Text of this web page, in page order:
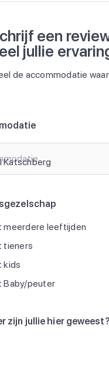
een
jullie
de accommodatie
meerdere leeftijden
tieners
kids
Baby/peuter
zijn jullie hier geweest?